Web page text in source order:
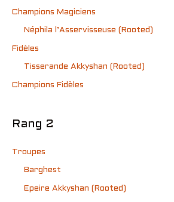
Champions Magiciens
Néphila l’Asservisseuse (Rooted)
Fidèles
Tisserande Akkyshan (Rooted)
Champions Fidèles
Rang 2
Troupes
Barghest
Epeire Akkyshan (Rooted)